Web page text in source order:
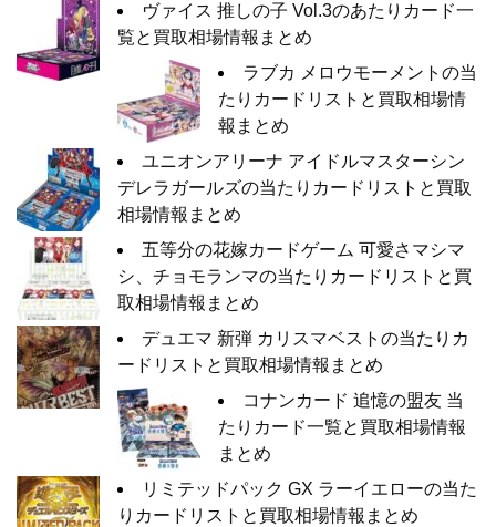
ヴァイス 推しの子 Vol.3のあたりカード一
覧と買取相場情報まとめ
ラブカ メロウモーメントの当
たりカードリストと買取相場情
報まとめ
ユニオンアリーナ アイドルマスターシン
デレラガールズの当たりカードリストと買取
相場情報まとめ
五等分の花嫁カードゲーム 可愛さマシマ
シ、チョモランマの当たりカードリストと買
取相場情報まとめ
デュエマ 新弾 カリスマベストの当たりカ
ードリストと買取相場情報まとめ
コナンカード 追憶の盟友 当
たりカード一覧と買取相場情報
まとめ
リミテッドパック GX ラーイエローの当た
りカードリストと買取相場情報まとめ